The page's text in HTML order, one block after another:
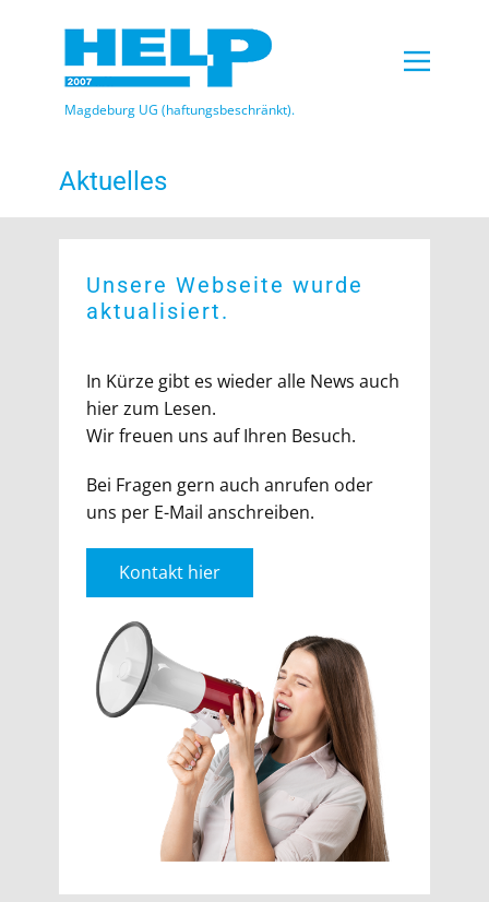
Magdeburg UG (haftungsbeschränkt)​.
Aktuelles
Unsere Webseite wurde
aktualisiert.
In Kürze gibt es wieder alle News auch
hier zum Lesen.
Wir freuen uns auf Ihren Besuch.
Bei Fragen gern auch anrufen oder
uns per E-Mail anschreiben.
Kontakt hier